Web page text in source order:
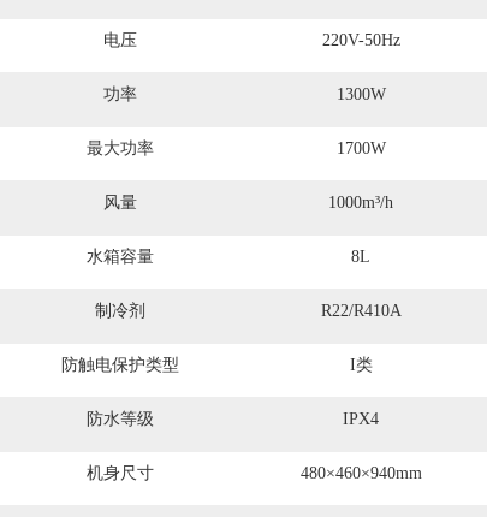
电压
功率
最大功率
风量
水箱容量
制冷剂
防触电保护类型
防水等级
机身尺寸
220V-50Hz
1300W
1700W
1000m³/h
8L
R22/R410A
I类
IPX4
480×460×940mm